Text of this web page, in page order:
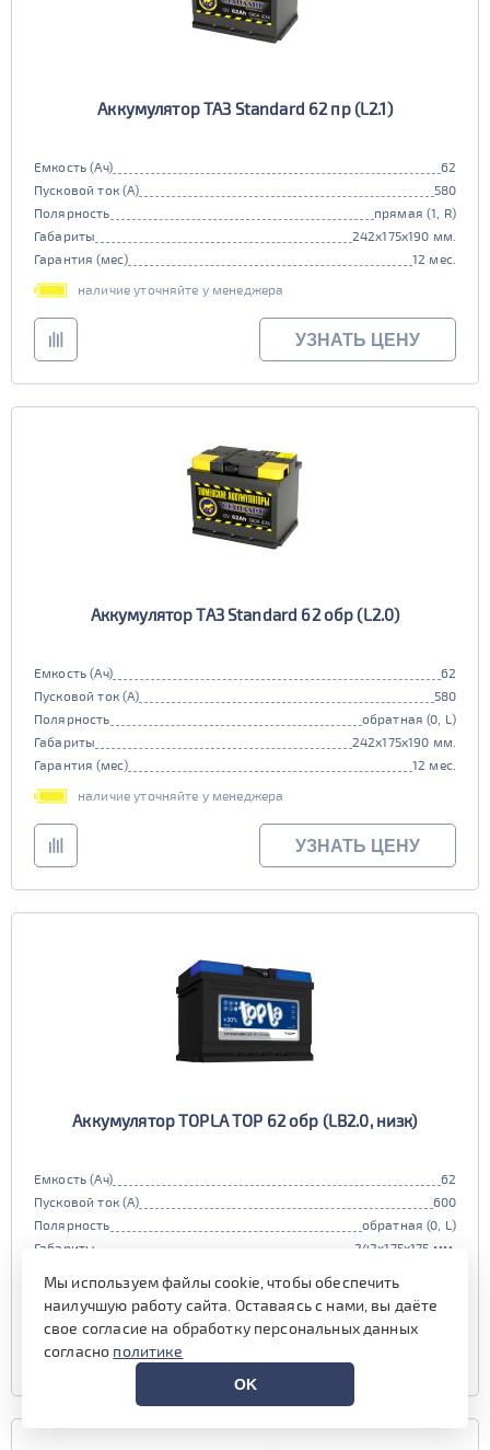
Аккумулятор ТАЗ Standard 62 пр (L2.1)
Емкость (Ач)
62
Пусковой ток (А)
580
Полярность
прямая (1, R)
Габариты
242x175x190 мм.
Гарантия (мес)
12 мес.
наличие уточняйте у менеджера
УЗНАТЬ ЦЕНУ
Аккумулятор ТАЗ Standard 62 обр (L2.0)
Емкость (Ач)
62
Пусковой ток (А)
580
Полярность
обратная (0, L)
Габариты
242x175x190 мм.
Гарантия (мес)
12 мес.
наличие уточняйте у менеджера
УЗНАТЬ ЦЕНУ
Аккумулятор TOPLA TOP 62 обр (LB2.0, низк)
Емкость (Ач)
62
Пусковой ток (А)
600
Полярность
обратная (0, L)
Габариты
242x175x175 мм.
наличие уточняйте у менеджера
Мы используем файлы cookie, чтобы обеспечить
наилучшую работу сайта. Оставаясь с нами, вы даёте
свое согласие на обработку персональных данных
согласно политике
OK